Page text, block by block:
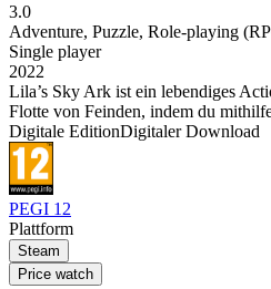
3.0
Adventure, Puzzle, Role-playing
Single player
2022
Lila’s Sky Ark ist ein lebendiges
Flotte von Feinden, indem du
Digitale EditionDigitaler Download
PEGI 12
Plattform
Steam
Price watch